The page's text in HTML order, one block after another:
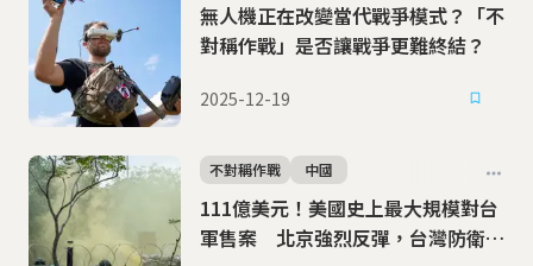
無人機正在改變當代戰爭模式？「不
對稱作戰」是否讓戰爭更難終結？
2025-12-19
111億美元！美國史上最大規模對台
軍售案 北京強烈反彈，台灣防衛重
不對稱作戰 中國